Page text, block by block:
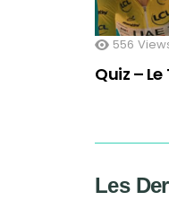
556
Quiz –
Les